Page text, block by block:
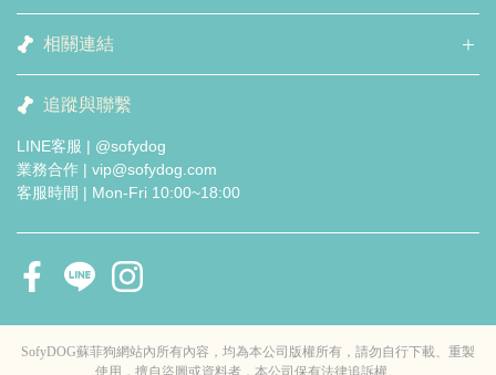
相關連結
追蹤與聯繫
LINE客服 | @sofydog
業務合作 | vip@sofydog.com
客服時間 | Mon-Fri 10:00~18:00
SofyDOG蘇菲狗網站內所有內容，均為本公司版權所有，請勿自行下載、重製